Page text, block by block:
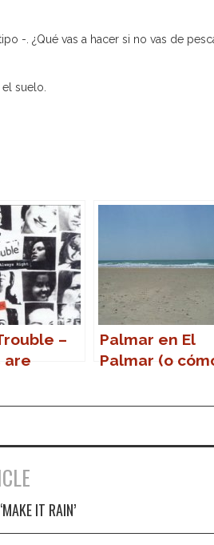
-. ¿Qué vas a hacer si no vas de
suelo.
–
are
years’
Palmar en El
Palmar (o
vida)
IT RAIN’